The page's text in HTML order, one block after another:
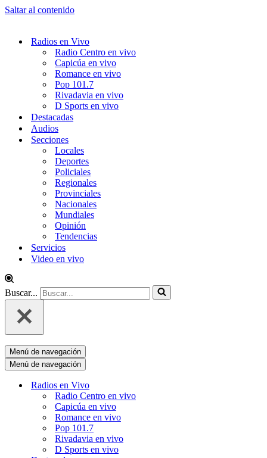
Saltar al contenido
Radios en Vivo
Radio Centro en vivo
Capicúa en vivo
Romance en vivo
Pop 101.7
Rivadavia en vivo
D Sports en vivo
Destacadas
Audios
Secciones
Locales
Deportes
Policiales
Regionales
Provinciales
Nacionales
Mundiales
Opinión
Tendencias
Servicios
Video en vivo
Buscar...
Menú de navegación
Menú de navegación
Radios en Vivo
Radio Centro en vivo
Capicúa en vivo
Romance en vivo
Pop 101.7
Rivadavia en vivo
D Sports en vivo